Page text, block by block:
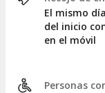
El mismo
del inicio
en el móvil
Personas